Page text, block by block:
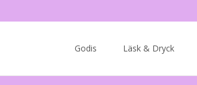
Godis Läsk & Dryck